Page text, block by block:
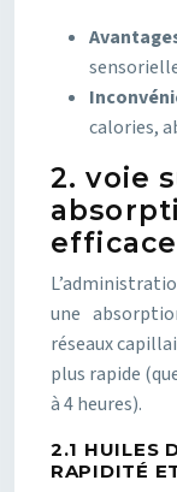
calories,
2. voie
efficace
une
réseaux
plus rapide
à 4 heures).
2.1 HUILES
RAPIDITÉ